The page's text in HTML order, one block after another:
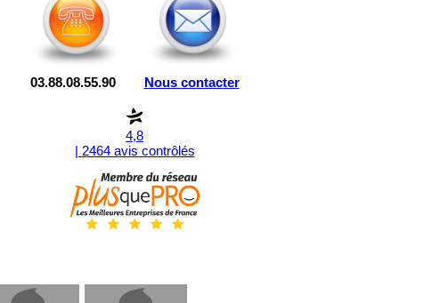
03.88.08.55.90 Nous contacter
4,8
| 2464 avis contrôlés